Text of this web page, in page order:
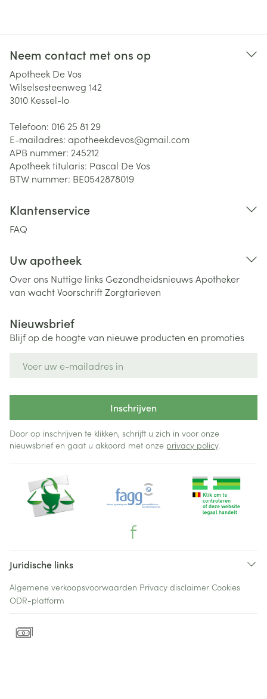
Neem contact met ons op
Apotheek De Vos
Wilselsesteenweg 142
3010 Kessel-lo
Telefoon: 016 25 81 29
E-mailadres: apotheekdevos@gmail.com
APB nummer: 245212
Apotheek titularis: Pascal De Vos
BTW nummer: BE0542878019
Klantenservice
FAQ
Uw apotheek
Over ons Nuttige links Gezondheidsnieuws Apotheker
van wachtVoorschriftZorgtarieven
Nieuwsbrief
Blijf op de hoogte van nieuwe producten en promoties
Inschrijven
Door op inschrijven te klikken, schrijft u zich in voor onze
nieuwsbrief en gaat u akkoord met onze privacy policy.
Juridische links
Algemene verkoopsvoorwaarden Privacy disclaimer Cookies
ODR-platform